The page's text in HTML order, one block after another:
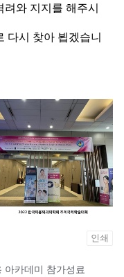
와 지지를 해주시
다시 찾아 뵙겠습니
인쇄
아카데미 참가성료